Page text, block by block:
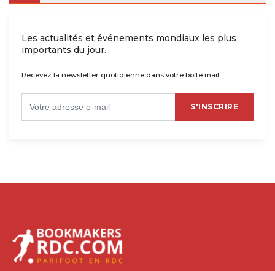
Les actualités et événements mondiaux les plus
importants du jour.
Recevez la newsletter quotidienne dans votre boîte mail.
S'INSCRIRE